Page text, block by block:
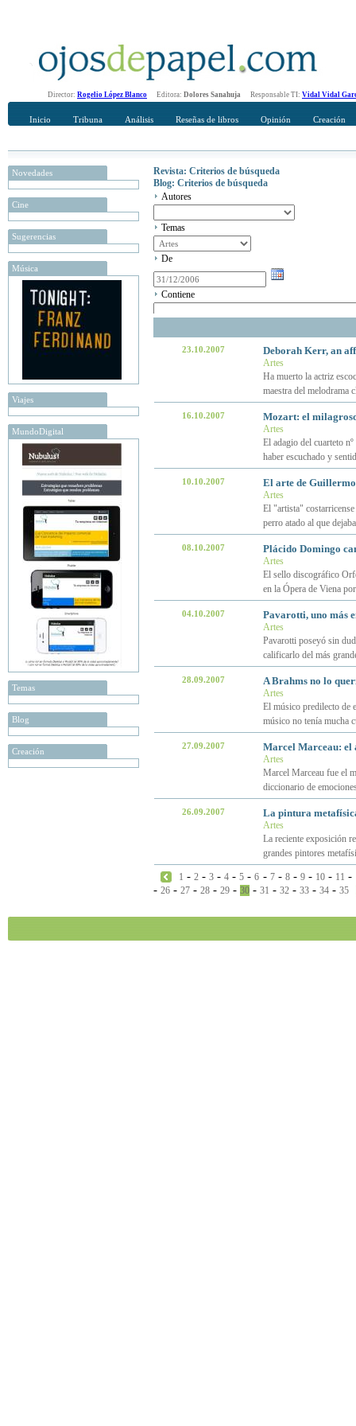
Director: Rogelio López Blanco Editora: Dolores Sanahuja Responsable TI: Vidal Vidal
Inicio Tribuna Análisis Reseñas de libros Opinión Creación
Novedades
Cine
Sugerencias
Música
Viajes
MundoDigital
Temas
Blog
Creación
Revista: Criterios de búsqueda
Blog: Criterios de búsqueda
Autores
Temas
De
Contiene
23.10.2007 Deborah Kerr, an
Artes
Ha muerto la actriz
maestra del melodrama
16.10.2007 Mozart: el
Artes
El adagio del cuarteto
haber escuchado y
10.10.2007 El arte de
Artes
El "artista"
perro atado al que
08.10.2007 Plácido Domingo
Artes
El sello discográfico
en la Ópera de Viena
04.10.2007 Pavarotti, uno más
Artes
Pavarotti poseyó sin
calificarlo del más
28.09.2007 A Brahms no lo
Artes
El músico predilecto de
músico no tenía mucha
27.09.2007 Marcel Marceau: el
Artes
Marcel Marceau fue el
diccionario de
26.09.2007 La pintura
Artes
La reciente exposición
grandes pintores
1 -2 -3 -4 -5 -6 - 7- 8- 9- 10- 11 -
- 26 - 27 - 28 - 29 - 30 - 31 - 32 - 33 - 34 - 35